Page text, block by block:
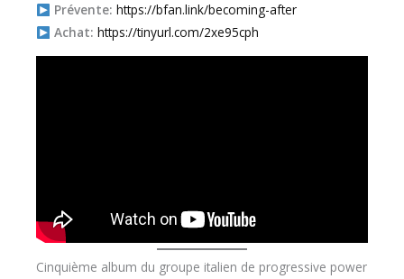
Prévente: https://bfan.link/becoming-after
Achat: https://tinyurl.com/2xe95cph
Cinquième album du groupe italien de progressive power